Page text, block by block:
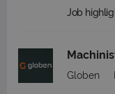
Job
Globen